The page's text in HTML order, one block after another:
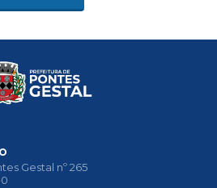
Gestal nº 265